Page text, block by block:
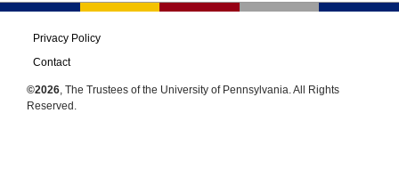
Privacy Policy
Contact
©2026, The Trustees of the University of Pennsylvania. All Rights
Reserved.